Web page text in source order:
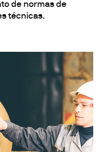
de normas de
técnicas.